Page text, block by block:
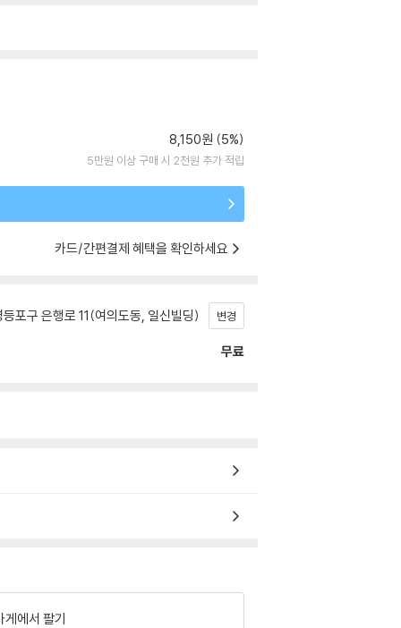
8,150원 (5%)
5만원 이상 구매 시 2천원 추가 적립
카드/간편결제 혜택을 확인하세요
포구 은행로 11(여의도동, 일신빌딩) 변경
무료
게에서 팔기